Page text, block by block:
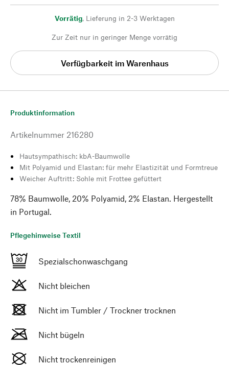
Vorrätig, Lieferung in 2-3 Werktagen
Zur Zeit nur in geringer Menge vorrätig
Verfügbarkeit im Warenhaus
Produktinformation
Artikelnummer 216280
Hautsympathisch: kbA-Baumwolle
Mit Polyamid und Elastan: für mehr Elastizität und Formtreue
Weicher Auftritt: Sohle mit Frottee gefüttert
78% Baumwolle, 20% Polyamid, 2% Elastan. Hergestellt
in Portugal.
Pflegehinweise Textil
Spezialschonwaschgang
Nicht bleichen
Nicht im Tumbler / Trockner trocknen
Nicht bügeln
Nicht trockenreinigen